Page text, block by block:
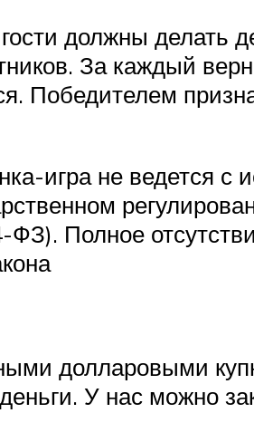
должны делать
За каждый
Победителем
игра не ведется с
ФЗ). Полное
долларовыми
У нас можно